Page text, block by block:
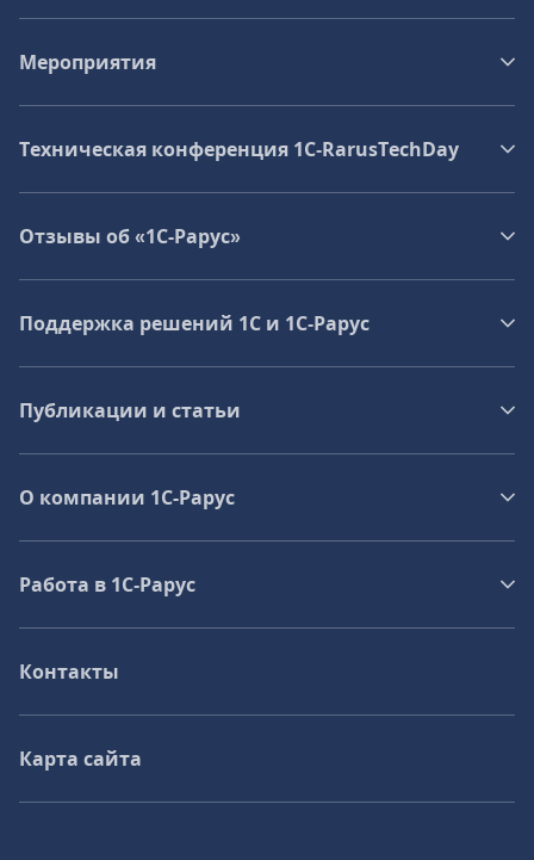
Мероприятия
Техническая конференция 1C‑RarusTechDay
Отзывы об «1С-Рарус»
Поддержка решений 1С и 1С‑Рарус
Публикации и статьи
О компании 1C-Рарус
Работа в 1С‑Рарус
Контакты
Карта сайта